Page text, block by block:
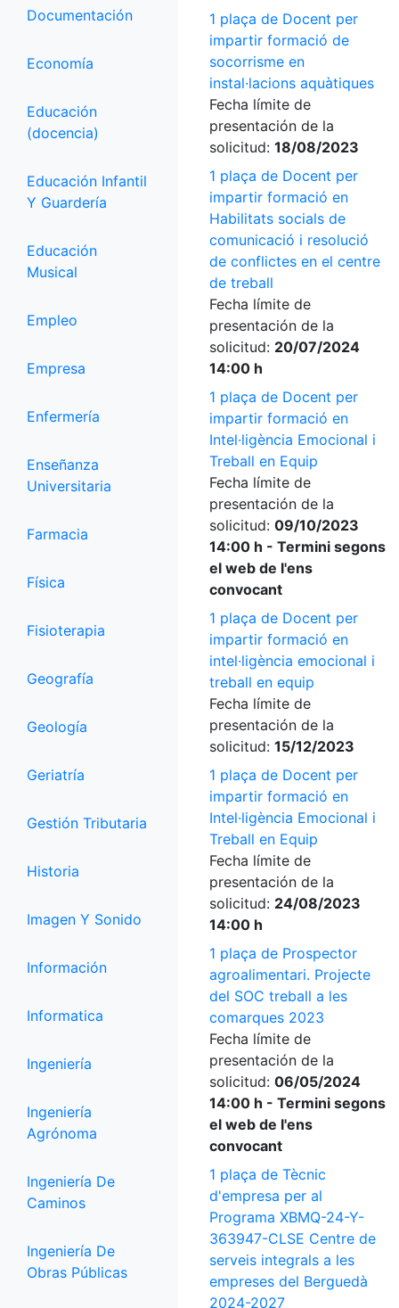
Documentación
Economía
Educación
(docencia)
Educación Infantil
Y Guardería
Educación
Musical
Empleo
Empresa
Enfermería
Enseñanza
Universitaria
Farmacia
Física
Fisioterapia
Geografía
Geología
Geriatría
Gestión Tributaria
Historia
Imagen Y Sonido
Información
Informatica
Ingeniería
Ingeniería
Agrónoma
Ingeniería De
Caminos
Ingeniería De
Obras Públicas
1 plaça de Docent per
impartir formació de
socorrisme en
instal·lacions aquàtiques
Fecha límite de
presentación de la
solicitud: 18/08/2023
1 plaça de Docent per
impartir formació en
Habilitats socials de
comunicació i resolució
de conflictes en el centre
de treball
Fecha límite de
presentación de la
solicitud: 20/07/2024
14:00 h
1 plaça de Docent per
impartir formació en
Intel·ligència Emocional i
Treball en Equip
Fecha límite de
presentación de la
solicitud: 09/10/2023
14:00 h - Termini segons
el web de l'ens
convocant
1 plaça de Docent per
impartir formació en
intel·ligència emocional i
treball en equip
Fecha límite de
presentación de la
solicitud: 15/12/2023
1 plaça de Docent per
impartir formació en
Intel·ligència Emocional i
Treball en Equip
Fecha límite de
presentación de la
solicitud: 24/08/2023
14:00 h
1 plaça de Prospector
agroalimentari. Projecte
del SOC treball a les
comarques 2023
Fecha límite de
presentación de la
solicitud: 06/05/2024
14:00 h - Termini segons
el web de l'ens
convocant
1 plaça de Tècnic
d'empresa per al
Programa XBMQ-24-Y-
363947-CLSE Centre de
serveis integrals a les
empreses del Berguedà
2024-2027